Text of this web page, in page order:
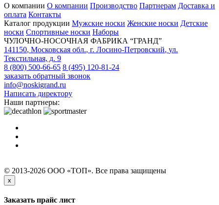
О компании О компании Производство Партнерам Доставка и
оплата Контакты
Каталог продукции Мужские носки Женские носки Детские
носки Спортивные носки Наборы
ЧУЛОЧНО-НОСОЧНАЯ ФАБРИКА “ГРАНД”
141150, Московская обл., г. Лосино-Петровский, ул.
Текстильная, д. 9
8 (800) 500-66-65 8 (495) 120-81-24
заказать обратный звонок
info@noskigrand.ru
Написать директору
Наши партнеры:
© 2013-2026 ООО «ТОП». Все права защищены
x
Заказать прайс лист